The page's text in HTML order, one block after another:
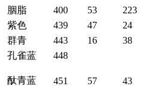
胭脂 400 53
223
紫色 439 47
24
群青 443 16
38
孔雀蓝
448
酞青蓝 451 57 43